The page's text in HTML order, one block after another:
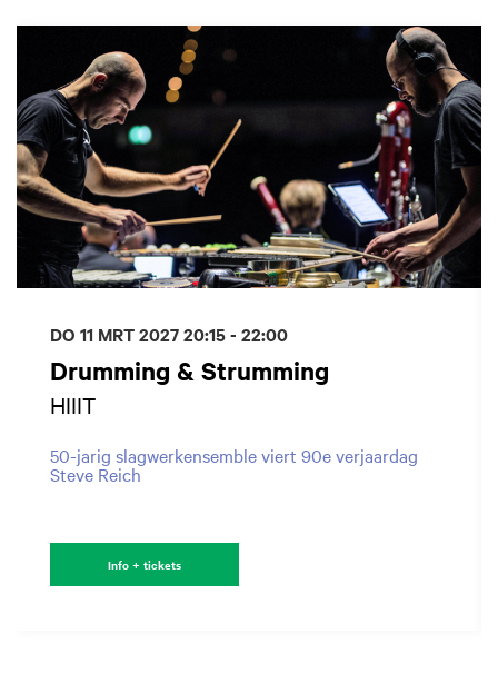
Drumming & Strumming
HIIIT
50-jarig slagwerkensemble viert 90e verjaardag
Steve Reich
DO 11 MRT 202720:15 - 22:00
Info + tickets